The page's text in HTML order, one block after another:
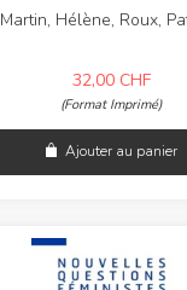
Martin, Hélène, Roux,
32,00 CHF
(Format Imprimé)
Ajouter au panier